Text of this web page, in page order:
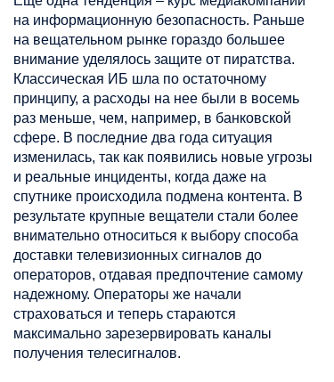
на информационную безопасность. Раньше
на вещательном рынке гораздо большее
внимание уделялось защите от пиратства.
Классическая ИБ шла по остаточному
принципу, а расходы на нее были в восемь
раз меньше, чем, например, в банковской
сфере. В последние два года ситуация
изменилась, так как появились новые угрозы
и реальные инциденты, когда даже на
спутнике происходила подмена контента. В
результате крупные вещатели стали более
внимательно относиться к выбору способа
доставки телевизионных сигналов до
операторов, отдавая предпочтение самому
надежному. Операторы же начали
страховаться и теперь стараются
максимально зарезервировать каналы
получения телесигналов.